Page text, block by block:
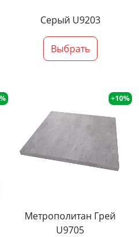
Серый U9203
Выбрать
+10%
Метрополитан Грей
U9705